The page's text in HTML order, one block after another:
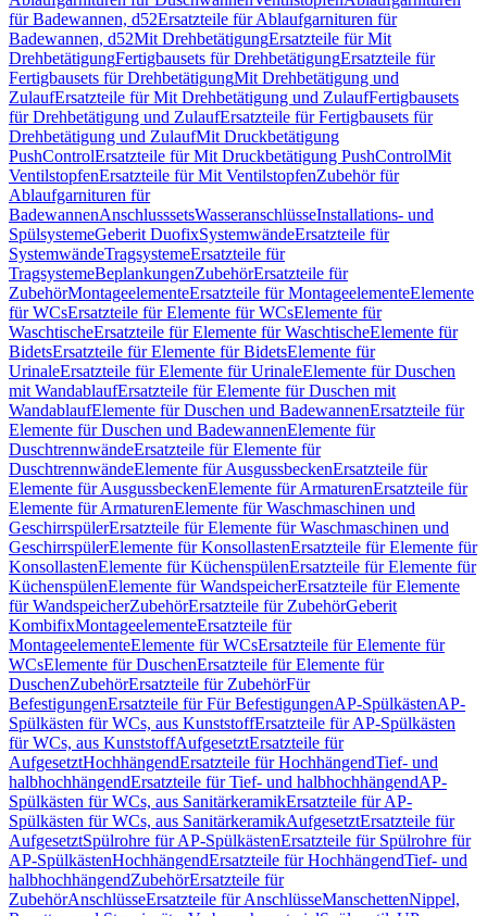
für Badewannen, d52Ersatzteile für Ablaufgarnituren für
Badewannen, d52Mit DrehbetätigungErsatzteile für Mit
DrehbetätigungFertigbausets für DrehbetätigungErsatzteile für
Fertigbausets für DrehbetätigungMit Drehbetätigung und
ZulaufErsatzteile für Mit Drehbetätigung und ZulaufFertigbausets
für Drehbetätigung und ZulaufErsatzteile für Fertigbausets für
Drehbetätigung und ZulaufMit Druckbetätigung
PushControlErsatzteile für Mit Druckbetätigung PushControlMit
VentilstopfenErsatzteile für Mit VentilstopfenZubehör für
Ablaufgarnituren für
BadewannenAnschlusssetsWasseranschlüsseInstallations- und
SpülsystemeGeberit DuofixSystemwändeErsatzteile für
SystemwändeTragsystemeErsatzteile für
TragsystemeBeplankungenZubehörErsatzteile für
ZubehörMontageelementeErsatzteile für MontageelementeElemente
für WCsErsatzteile für Elemente für WCsElemente für
WaschtischeErsatzteile für Elemente für WaschtischeElemente für
BidetsErsatzteile für Elemente für BidetsElemente für
UrinaleErsatzteile für Elemente für UrinaleElemente für Duschen
mit WandablaufErsatzteile für Elemente für Duschen mit
WandablaufElemente für Duschen und BadewannenErsatzteile für
Elemente für Duschen und BadewannenElemente für
DuschtrennwändeErsatzteile für Elemente für
DuschtrennwändeElemente für AusgussbeckenErsatzteile für
Elemente für AusgussbeckenElemente für ArmaturenErsatzteile für
Elemente für ArmaturenElemente für Waschmaschinen und
GeschirrspülerErsatzteile für Elemente für Waschmaschinen und
GeschirrspülerElemente für KonsollastenErsatzteile für Elemente für
KonsollastenElemente für KüchenspülenErsatzteile für Elemente für
KüchenspülenElemente für WandspeicherErsatzteile für Elemente
für WandspeicherZubehörErsatzteile für ZubehörGeberit
KombifixMontageelementeErsatzteile für
MontageelementeElemente für WCsErsatzteile für Elemente für
WCsElemente für DuschenErsatzteile für Elemente für
DuschenZubehörErsatzteile für ZubehörFür
BefestigungenErsatzteile für Für BefestigungenAP-SpülkästenAP-
Spülkästen für WCs, aus KunststoffErsatzteile für AP-Spülkästen
für WCs, aus KunststoffAufgesetztErsatzteile für
AufgesetztHochhängendErsatzteile für HochhängendTief- und
halbhochhängendErsatzteile für Tief- und halbhochhängendAP-
Spülkästen für WCs, aus SanitärkeramikErsatzteile für AP-
Spülkästen für WCs, aus SanitärkeramikAufgesetztErsatzteile für
AufgesetztSpülrohre für AP-SpülkästenErsatzteile für Spülrohre für
AP-SpülkästenHochhängendErsatzteile für HochhängendTief- und
halbhochhängendZubehörErsatzteile für
ZubehörAnschlüsseErsatzteile für AnschlüsseManschettenNippel,